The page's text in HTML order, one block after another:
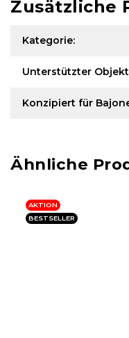
Zusätzliche
Kategorie:
Unterstützter
Konzipiert für